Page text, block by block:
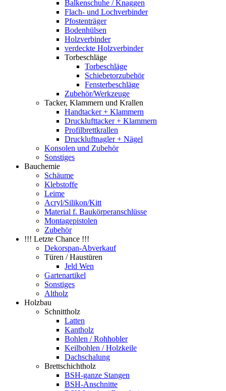
Balkenschuhe / Knaggen
Flach- und Lochverbinder
Pfostenträger
Bodenhülsen
Holzverbinder
verdeckte Holzverbinder
Torbeschläge
Torbeschläge
Schiebetorzubehör
Fensterbeschläge
Zubehör/Werkzeuge
Tacker, Klammern und Krallen
Handtacker + Klammern
Drucklufttacker + Klammern
Profilbrettkrallen
Druckluftnagler + Nägel
Konsolen und Zubehör
Sonstiges
Bauchemie
Schäume
Klebstoffe
Leime
Acryl/Silikon/Kitt
Material f. Baukörperanschlüsse
Montagepistolen
Zubehör
!!! Letzte Chance !!!
Dekorspan-Abverkauf
Türen / Haustüren
Jeld Wen
Gartenartikel
Sonstiges
Altholz
Holzbau
Schnittholz
Latten
Kantholz
Bohlen / Rohhobler
Keilbohlen / Holzkeile
Dachschalung
Brettschichtholz
BSH-ganze Stangen
BSH-Anschnitte